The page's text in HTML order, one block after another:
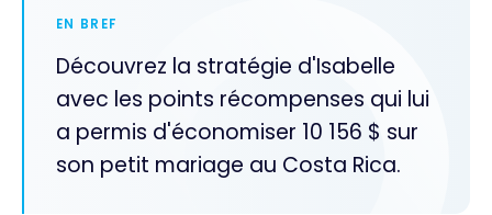
EN BREF
Découvrez la stratégie d'Isabelle
avec les points récompenses qui lui
a permis d'économiser 10 156 $ sur
son petit mariage au Costa Rica.